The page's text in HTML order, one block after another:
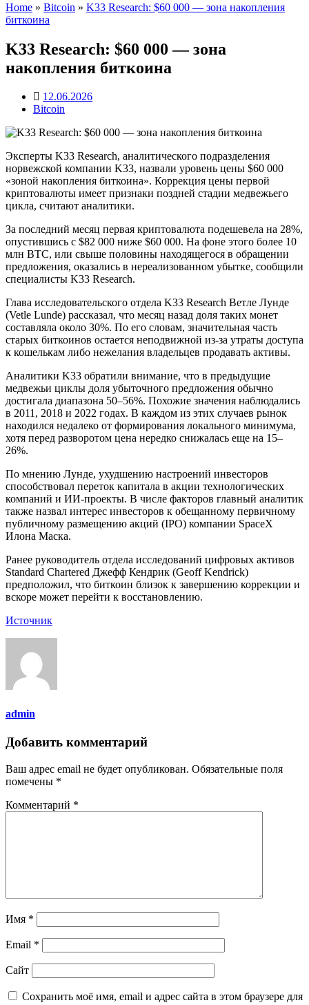
Home » Bitcoin » K33 Research: $60 000 — зона накопления
биткоина
K33 Research: $60 000 — зона
накопления биткоина
12.06.2026
Bitcoin
Эксперты K33 Research, аналитического подразделения
норвежской компании K33, назвали уровень цены $60 000
«зоной накопления биткоина». Коррекция цены первой
криптовалюты имеет признаки поздней стадии медвежьего
цикла, считают аналитики.
За последний месяц первая криптовалюта подешевела на 28%,
опустившись с $82 000 ниже $60 000. На фоне этого более 10
млн BTC, или свыше половины находящегося в обращении
предложения, оказались в нереализованном убытке, сообщили
специалисты K33 Research.
Глава исследовательского отдела K33 Research Ветле Лунде
(Vetle Lunde) рассказал, что месяц назад доля таких монет
составляла около 30%. По его словам, значительная часть
старых биткоинов остается неподвижной из-за утраты доступа
к кошелькам либо нежелания владельцев продавать активы.
Аналитики K33 обратили внимание, что в предыдущие
медвежьи циклы доля убыточного предложения обычно
достигала диапазона 50–56%. Похожие значения наблюдались
в 2011, 2018 и 2022 годах. В каждом из этих случаев рынок
находился недалеко от формирования локального минимума,
хотя перед разворотом цена нередко снижалась еще на 15–
26%.
По мнению Лунде, ухудшению настроений инвесторов
способствовал переток капитала в акции технологических
компаний и ИИ-проекты. В числе факторов главный аналитик
также назвал интерес инвесторов к обещанному первичному
публичному размещению акций (IPO) компании SpaceX
Илона Маска.
Ранее руководитель отдела исследований цифровых активов
Standard Chartered Джефф Кендрик (Geoff Kendrick)
предположил, что биткоин близок к завершению коррекции и
вскоре может перейти к восстановлению.
Источник
admin
Добавить комментарий
Ваш адрес email не будет опубликован. Обязательные поля
помечены *
Комментарий *
Имя *
Email *
Сайт
Сохранить моё имя, email и адрес сайта в этом браузере для